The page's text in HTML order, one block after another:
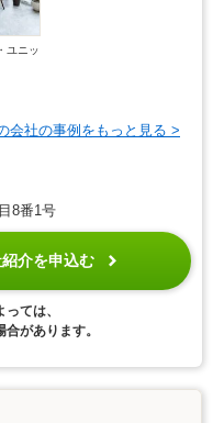
ユニッ
会社の事例をもっと見る >
8番1号
介を申込む
ては、
があります。